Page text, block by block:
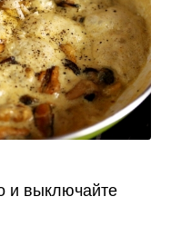
и выключайте